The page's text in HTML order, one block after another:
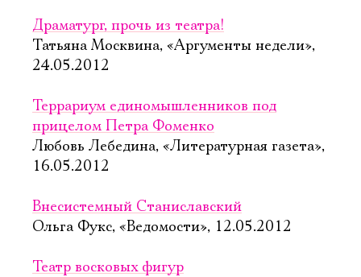
Драматург, прочь из театра!
Татьяна Москвина, «Аргументы недели»,
24.05.2012
Террариум единомышленников под
прицелом Петра Фоменко
Любовь Лебедина, «Литературная газета»,
16.05.2012
Внесистемный Станиславский
Ольга Фукс, «Ведомости», 12.05.2012
Театр восковых фигур